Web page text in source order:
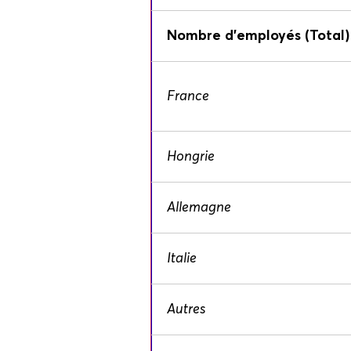
Nombre d'employés (Total)
France
Hongrie
Allemagne
Italie
Autres